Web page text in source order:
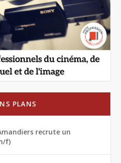
PLANS
recrute un
f)